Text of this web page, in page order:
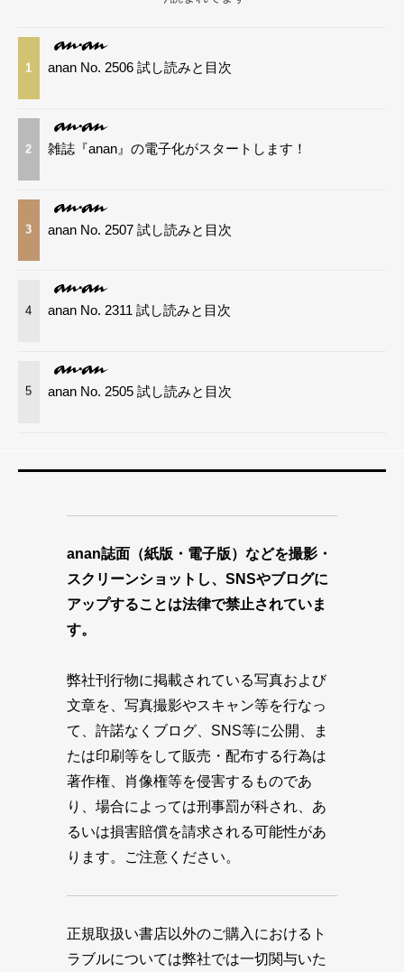
1 anan No. 2506 試し読みと目次
2 雑誌『anan』の電子化がスタートします！
3 anan No. 2507 試し読みと目次
4 anan No. 2311 試し読みと目次
5 anan No. 2505 試し読みと目次
anan誌面（紙版・電子版）などを撮影・
スクリーンショットし、SNSやブログに
アップすることは法律で禁止されていま
す。
弊社刊行物に掲載されている写真および
文章を、写真撮影やスキャン等を行なっ
て、許諾なくブログ、SNS等に公開、ま
たは印刷等をして販売・配布する行為は
著作権、肖像権等を侵害するものであ
り、場合によっては刑事罰が科され、あ
るいは損害賠償を請求される可能性があ
ります。ご注意ください。
正規取扱い書店以外のご購入におけるト
ラブルについては弊社では一切関与いた